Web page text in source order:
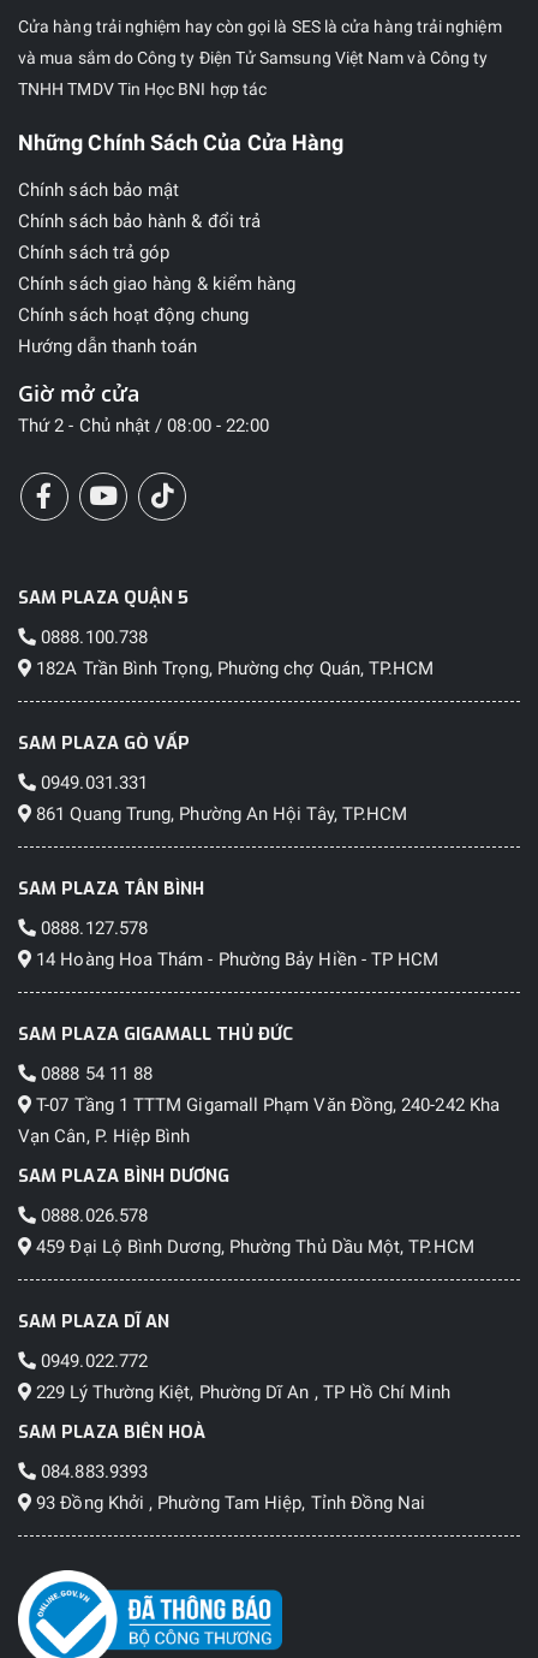
Cửa hàng trải nghiệm hay còn gọi là SES là cửa hàng trải nghiệm
và mua sắm do Công ty Điện Tử Samsung Việt Nam và Công ty
TNHH TMDV Tin Học BNI hợp tác
Những Chính Sách Của Cửa Hàng
Chính sách bảo mật
Chính sách bảo hành & đổi trả
Chính sách trả góp
Chính sách giao hàng & kiểm hàng
Chính sách hoạt động chung
Hướng dẫn thanh toán
Giờ mở cửa
Thứ 2 - Chủ nhật / 08:00 - 22:00
SAM PLAZA QUẬN 5
0888.100.738
182A Trần Bình Trọng, Phường chợ Quán, TP.HCM
SAM PLAZA GÒ VẤP
0949.031.331
861 Quang Trung, Phường An Hội Tây, TP.HCM
SAM PLAZA TÂN BÌNH
0888.127.578
14 Hoàng Hoa Thám - Phường Bảy Hiền - TP HCM
SAM PLAZA GIGAMALL THỦ ĐỨC
0888 54 11 88
T-07 Tầng 1 TTTM Gigamall Phạm Văn Đồng, 240-242 Kha
Vạn Cân, P. Hiệp Bình
SAM PLAZA BÌNH DƯƠNG
0888.026.578
459 Đại Lộ Bình Dương, Phường Thủ Dầu Một, TP.HCM
SAM PLAZA DĨ AN
0949.022.772
229 Lý Thường Kiệt, Phường Dĩ An , TP Hồ Chí Minh
SAM PLAZA BIÊN HOÀ
084.883.9393
93 Đồng Khởi , Phường Tam Hiệp, Tỉnh Đồng Nai